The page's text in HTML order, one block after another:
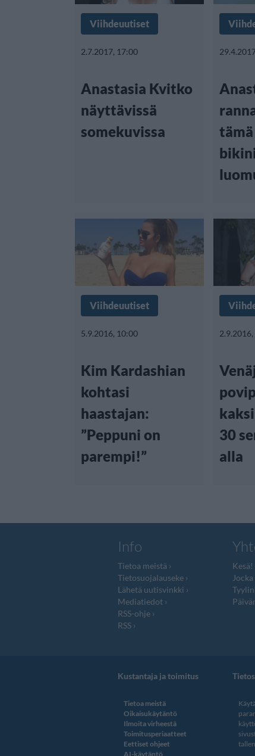
Viihdeuutiset
2.7.2017, 17:00
Anastasia Kvitko
näyttävissä
somekuvissa
tämä
Viihdeuutiset
5.9.2016, 10:00
Kim Kardashian
kohtasi
haastajan:
”Peppuni on
parempi!”
30
alla
Info
Tietoa meistä
Tietosuojalauseke
Lähetä uutisvinkki
Mediatiedot
RSS-ohje
RSS
Kesä!
Jocka
Kustantaja ja toimitus
Tietoa meistä
Oikaisukäytäntö
Ilmoita virheestä
Toimitusperiaatteet
Eettiset ohjeet
AI-käytäntö